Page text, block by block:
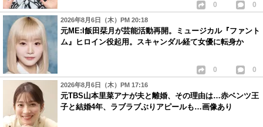
0 0
2026年8月6日（木）PM 20:18
元ME:I飯田栞月が芸能活動再開。ミュージカル『ファント
ム』ヒロイン役起用。スキャンダル経て女優に転身か
0 0
2026年8月6日（木）PM 17:16
元TBS山本里菜アナが夫と離婚、その理由は…赤ベンツ王
子と結婚4年、ラブラブぶりアピールも…画像あり